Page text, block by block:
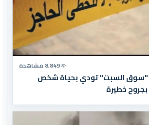
8,849 مشاهدة
"سوق السبت" تودي بحياة شخص